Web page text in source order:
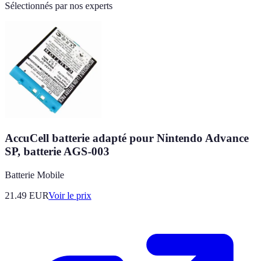
Sélectionnés par nos experts
AccuCell batterie adapté pour Nintendo Advance
SP, batterie AGS-003
Batterie Mobile
21.49 EURVoir le prix